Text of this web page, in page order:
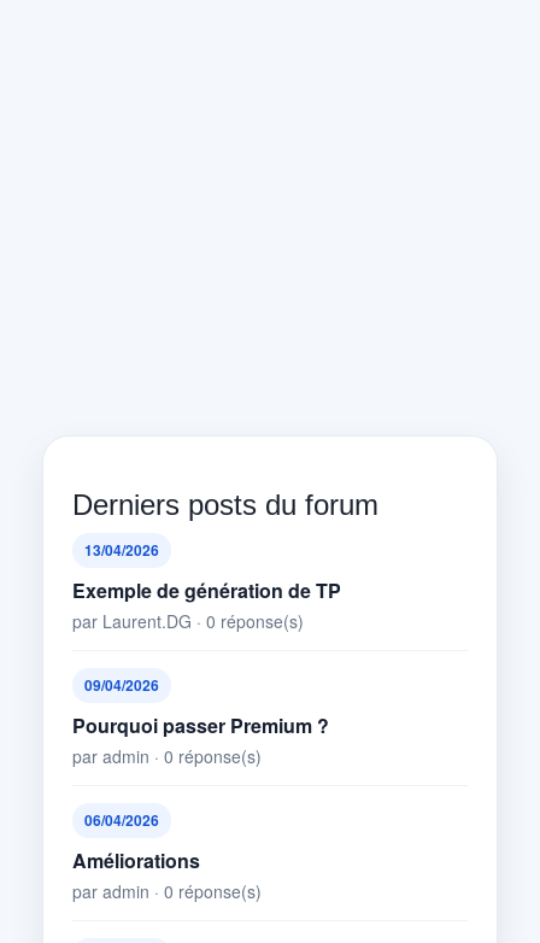
Derniers posts du forum
13/04/2026
Exemple de génération de TP
par Laurent.DG · 0 réponse(s)
09/04/2026
Pourquoi passer Premium ?
par admin · 0 réponse(s)
06/04/2026
Améliorations
par admin · 0 réponse(s)